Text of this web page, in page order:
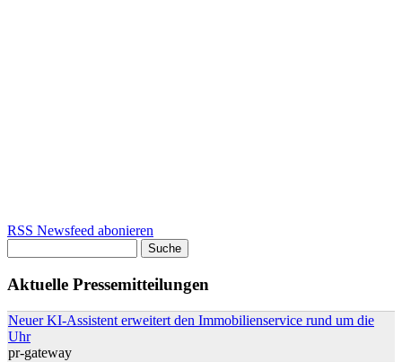
RSS Newsfeed abonieren
Aktuelle Pressemitteilungen
Neuer KI-Assistent erweitert den Immobilienservice rund um die
Uhr
pr-gateway